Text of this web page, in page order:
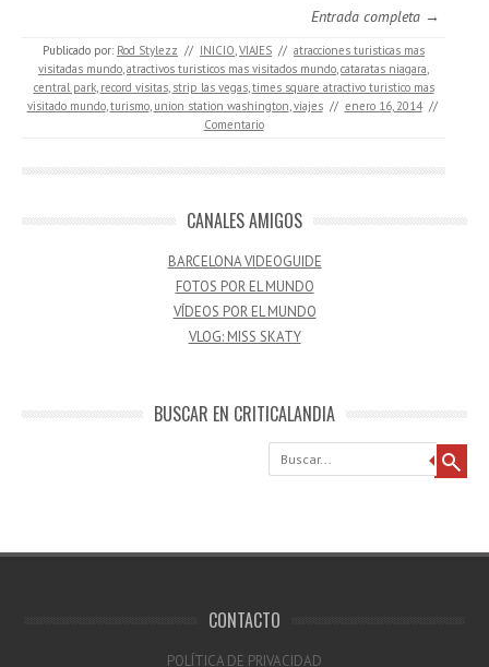
Entrada completa →
Publicado por: Rod Stylezz // INICIO,VIAJES // atracciones turisticas mas
visitadas mundo,atractivos turisticos mas visitados mundo,cataratas niagara,
central park, record visitas, strip las vegas,times square atractivo turistico mas
visitado mundo,turismo, union station washington,viajes // enero 16, 2014 //
Comentario
CANALES AMIGOS
BARCELONA VIDEOGUIDE
FOTOS POR EL MUNDO
VÍDEOS POR EL MUNDO
VLOG: MISS SKATY
BUSCAR EN CRITICALANDIA
Buscar
CONTACTO
POLÍTICA DE PRIVACIDAD